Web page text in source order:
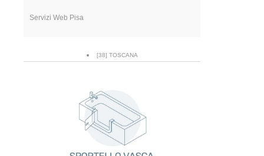
Servizi Web Pisa
[38] TOSCANA